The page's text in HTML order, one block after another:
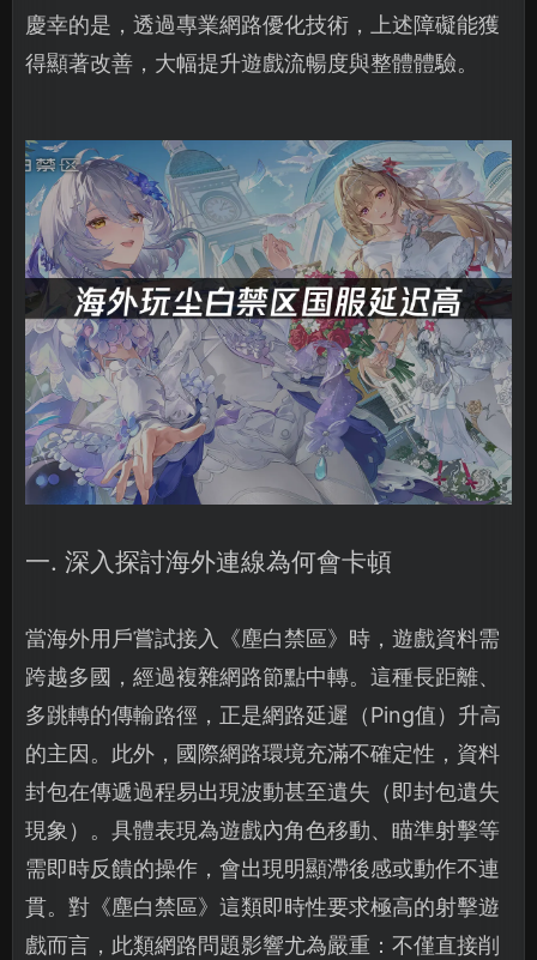
慶幸的是，透過專業網路優化技術，上述障礙能獲
得顯著改善，大幅提升遊戲流暢度與整體體驗。
一. 深入探討海外連線為何會卡頓
當海外用戶嘗試接入《塵白禁區》時，遊戲資料需
跨越多國，經過複雜網路節點中轉。這種長距離、
多跳轉的傳輸路徑，正是網路延遲（Ping值）升高
的主因。此外，國際網路環境充滿不確定性，資料
封包在傳遞過程易出現波動甚至遺失（即封包遺失
現象）。具體表現為遊戲內角色移動、瞄準射擊等
需即時反饋的操作，會出現明顯滯後感或動作不連
貫。對《塵白禁區》這類即時性要求極高的射擊遊
戲而言，此類網路問題影響尤為嚴重：不僅直接削